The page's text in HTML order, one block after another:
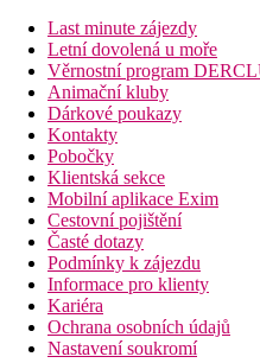
Studio, Promo:
Studio, Comfort:
(cca 30 m2).
Apartmá:obývací
kuchyňským koutem,
45 m2).
Rodinné apartmá:
pohovkou a
prostornější (cca 50
Apartmá, Comfort
pokoj s rozkládací
oddělená ložnice, TV
45 m2).
Apartmá, 1 ložnice,
rozkládací pohovkou
Last minute zájezdy
Letní dovolená u moře
Věrnostní program
Animační kluby
Dárkové poukazy
Kontakty
Pobočky
Klientská sekce
Mobilní aplikace Exim
Cestovní pojištění
Časté dotazy
Podmínky k zájezdu
Informace pro klienty
Kariéra
Ochrana osobních údajů
Nastavení soukromí